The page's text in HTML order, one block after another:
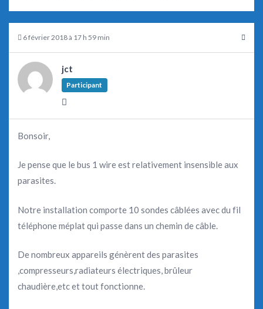
6 février 2018 à 17 h 59 min
jct
Participant
Bonsoir,
Je pense que le bus 1 wire est relativement insensible aux
parasites.
Notre installation comporte 10 sondes câblées avec du fil
téléphone méplat qui passe dans un chemin de câble.
De nombreux appareils génèrent des parasites
,compresseurs,radiateurs électriques, brûleur
chaudière,etc et tout fonctionne.